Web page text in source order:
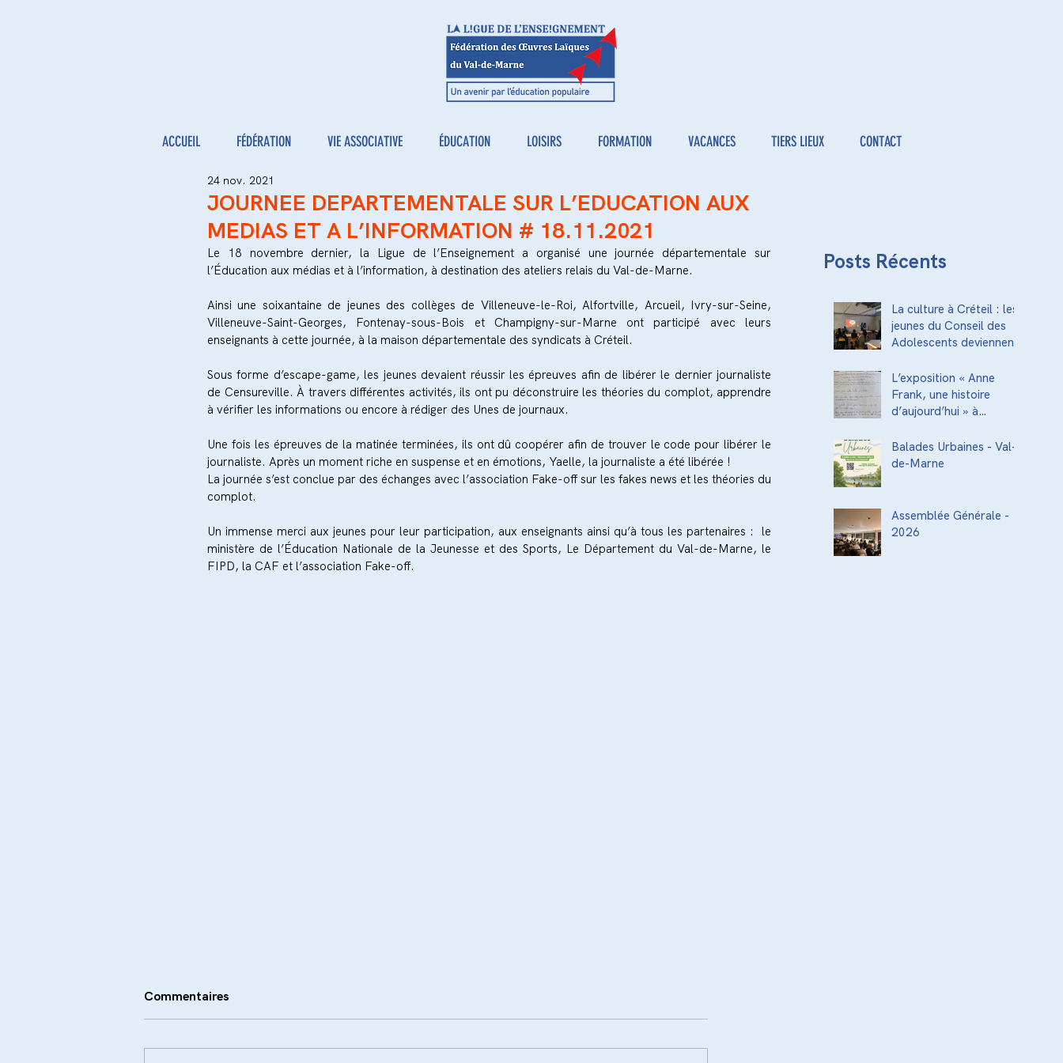
ACCUEIL FÉDÉRATION VIE ASSOCIATIVE ÉDUCATION LOISIRS FORMATION VACANCES TIERS LIEUX CONTACT
JOURNEE DEPARTEMENTALE SUR L’EDUCATION AUX
MEDIAS ET A L’INFORMATION # 18.11.2021
24 nov. 2021
Le 18 novembre dernier, la Ligue de l’Enseignement a organisé une journée départementale sur
l’Éducation aux médias et à l’information, à destination des ateliers relais du Val-de-Marne.
Ainsi une soixantaine de jeunes des collèges de Villeneuve-le-Roi, Alfortville, Arcueil, Ivry-sur-Seine,
Villeneuve-Saint-Georges, Fontenay-sous-Bois et Champigny-sur-Marne ont participé avec leurs
enseignants à cette journée, à la maison départementale des syndicats à Créteil.
Sous forme d’escape-game, les jeunes devaient réussir les épreuves afin de libérer le dernier journaliste
de Censureville. À travers différentes activités, ils ont pu déconstruire les théories du complot, apprendre
à vérifier les informations ou encore à rédiger des Unes de journaux.
Une fois les épreuves de la matinée terminées, ils ont dû coopérer afin de trouver le code pour libérer le
journaliste. Après un moment riche en suspense et en émotions, Yaelle, la journaliste a été libérée !
La journée s’est conclue par des échanges avec l’association Fake-off sur les fakes news et les théories du
complot.
Un immense merci aux jeunes pour leur participation, aux enseignants ainsi qu’à tous les partenaires :  le
ministère de l’Éducation Nationale de la Jeunesse et des Sports, Le Département du Val-de-Marne, le
FIPD, la CAF et l’association Fake-off.
Commentaires
Posts Récents
La culture à Créteil : les
jeunes du Conseil des
Adolescents deviennent
transmission culturelle
de la ville
L’exposition « Anne
Frank, une histoire
d’aujourd’hui » à
Supérieur du
Professorat et de
Balades Urbaines - Val-
de-Marne
Assemblée Générale -
2026